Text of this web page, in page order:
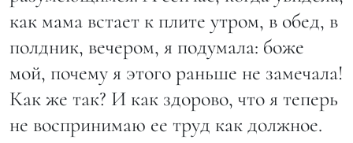
как мама встает к плите утром, в обед, в
полдник, вечером, я подумала: боже
мой, почему я этого раньше не замечала!
Как же так? И как здорово, что я теперь
не воспринимаю ее труд как должное.